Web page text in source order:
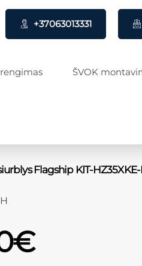
+37063013331
ŠVOK
Flagship KIT-
€